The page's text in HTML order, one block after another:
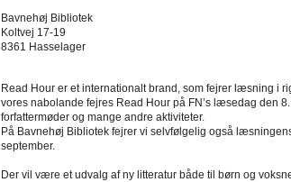
Bavnehøj Bibliotek
Koltvej 17-19
8361 Hasselager
Read Hour er et internationalt brand, som fejrer læsning i
vores nabolande fejres Read Hour på FN’s læsedag den
forfattermøder og mange andre aktiviteter.
På Bavnehøj Bibliotek fejrer vi selvfølgelig også
september.
Der vil være et udvalg af ny litteratur både til børn og